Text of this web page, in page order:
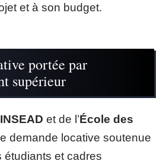
et à son budget.
portée par
supérieur
INSEAD et de l’École des
demande locative soutenue
étudiants et cadres